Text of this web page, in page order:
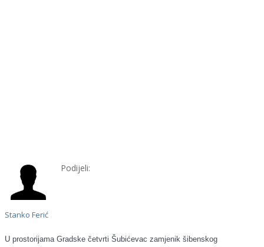
Stanko Ferić
Podijeli:
U prostorijama Gradske četvrti Šubićevac zamjenik šibenskog